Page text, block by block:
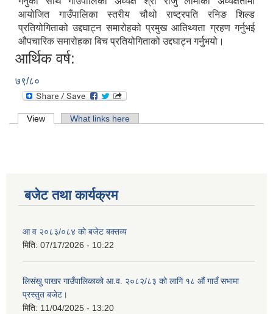
आयोजित गाउँपालिका स्तरीय चौथो राष्ट्रपति रनिङ शिल्ड
प्रतियोगिताको उद्दघाट्न समारोहको प्रमुख आतिथ्यता ग्रहण गर्नुभई
औपचारिक समारोहका बिच प्रतियोगिताको उद्दघाट्न गर्नुभयो।
आर्थिक वर्ष:
७९/८०
Primary tabs
View (active tab)What links here
बजेट तथा कार्यक्रम
आ व २०८३/०८४ काे बजेट बक्तव्य
मिति: 07/17/2026 - 10:22
लिसंखु पाखर गाउँपालिकाको आ.व. २०८२/८३ को लागि १८ औं गाउँ सभामा
प्रस्तुत बजेट।
मिति: 11/04/2025 - 13:20